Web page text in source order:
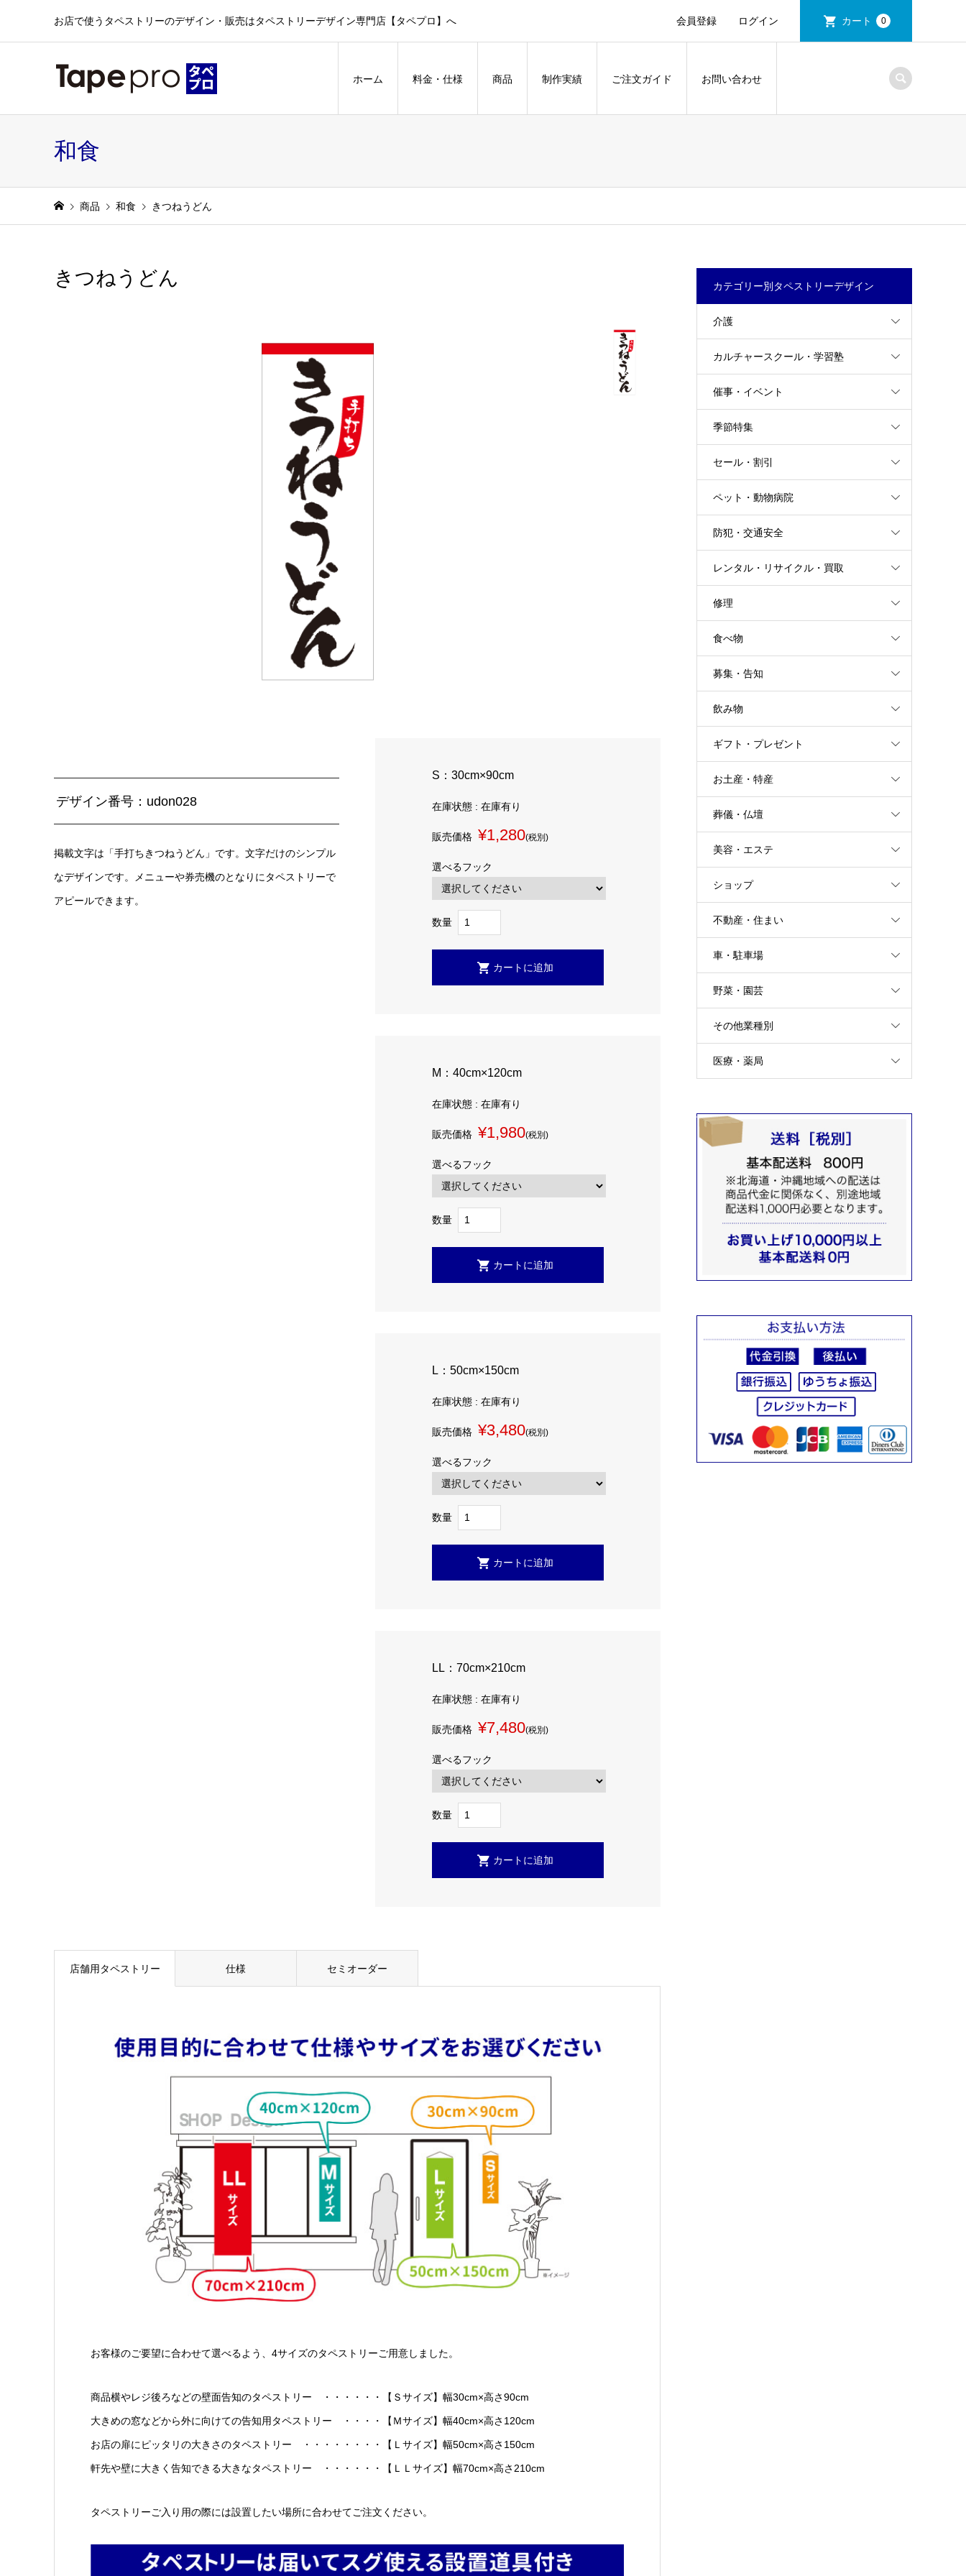
お店で使うタペストリーのデザイン・販売はタペストリーデザイン専門店【タペプロ】へ 会員登録 ログイン カート 0
ホーム 料金・仕様 商品 制作実績 ご注文ガイド お問い合わせ
和食
商品 和食 きつねうどん
きつねうどん
デザイン番号：udon028
掲載文字は「手打ちきつねうどん」です。文字だけのシンプル
なデザインです。メニューや券売機のとなりにタペストリーで
アピールできます。
S：30cm×90cm
在庫状態 : 在庫有り
販売価格 ¥1,280(税別)
選べるフック
数量
M：40cm×120cm
在庫状態 : 在庫有り
販売価格 ¥1,980(税別)
選べるフック
数量
L：50cm×150cm
在庫状態 : 在庫有り
販売価格 ¥3,480(税別)
選べるフック
数量
LL：70cm×210cm
在庫状態 : 在庫有り
販売価格 ¥7,480(税別)
選べるフック
数量
店舗用タペストリー 仕様 セミオーダー
お客様のご要望に合わせて選べるよう、4サイズのタペストリーご用意しました。
商品横やレジ後ろなどの壁面告知のタペストリー ・・・・・・【Ｓサイズ】幅30cm×高さ90cm
大きめの窓などから外に向けての告知用タペストリー ・・・・【Ｍサイズ】幅40cm×高さ120cm
お店の扉にピッタリの大きさのタペストリー ・・・・・・・・【Ｌサイズ】幅50cm×高さ150cm
軒先や壁に大きく告知できる大きなタペストリー ・・・・・・【ＬＬサイズ】幅70cm×高さ210cm
タペストリーご入り用の際には設置したい場所に合わせてご注文ください。
カテゴリー別タペストリーデザイン
介護
カルチャースクール・学習塾
催事・イベント
季節特集
セール・割引
ペット・動物病院
防犯・交通安全
レンタル・リサイクル・買取
修理
食べ物
募集・告知
飲み物
ギフト・プレゼント
お土産・特産
葬儀・仏壇
美容・エステ
ショップ
不動産・住まい
車・駐車場
野菜・園芸
その他業種別
医療・薬局